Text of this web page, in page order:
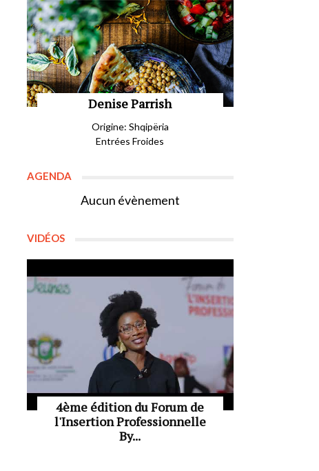
Denise Parrish
Origine: Shqipëria
Entrées Froides
AGENDA
Aucun évènement
VIDÉOS
4ème édition du Forum de
l'Insertion Professionnelle
By...